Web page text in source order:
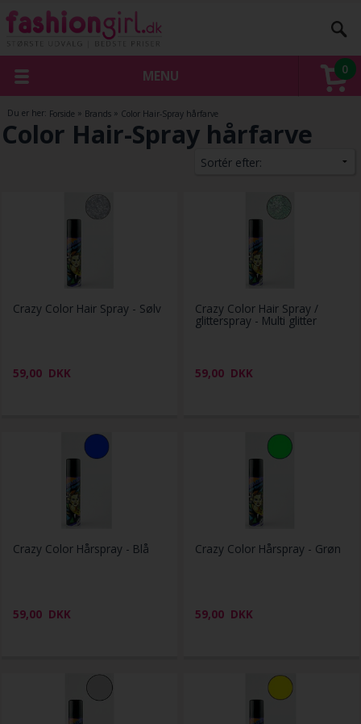
0
MENU
Du er her: Forside » Brands » Color Hair-Spray hårfarve
Color Hair-Spray hårfarve
Crazy Color Hair Spray - Sølv
59,00 DKK
Crazy Color Hair Spray /
glitterspray - Multi glitter
59,00 DKK
Crazy Color Hårspray - Blå
59,00 DKK
Crazy Color Hårspray - Grøn
59,00 DKK